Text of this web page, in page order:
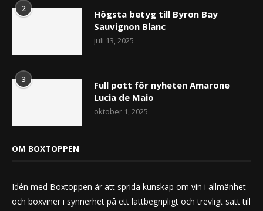
2
Högsta betyg till Byron Bay
Sauvignon Blanc
juli 13, 2025
3
Full pott för nyheten Amarone
Lucia de Maio
oktober 1, 2025
OM BOXTOPPEN
Idén med Boxtoppen är att sprida kunskap om vin i allmänhet
och boxviner i synnerhet på ett lättbegripligt och trevligt sätt till